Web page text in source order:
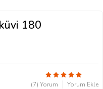
180
(7) Yorum Yorum Ekle